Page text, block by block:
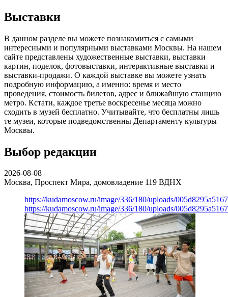
Выставки
В данном разделе вы можете познакомиться с самыми
интересными и популярными выставками Москвы. На нашем
сайте представлены художественные выставки, выставки
картин, поделок, фотовыставки, интерактивные выставки и
выставки-продажи. О каждой выставке вы можете узнать
подробную информацию, а именно: время и место
проведения, стоимость билетов, адрес и ближайшую станцию
метро. Кстати, каждое третье воскресенье месяца можно
сходить в музей бесплатно. Учитывайте, что бесплатны лишь
те музеи, которые подведомственны Департаменту культуры
Москвы.
Выбор редакции
2026-08-08
Москва, Проспект Мира, домовладение 119 ВДНХ
https://kudamoscow.ru/image/336/180/uploads/
https://kudamoscow.ru/image/336/180/uploads/